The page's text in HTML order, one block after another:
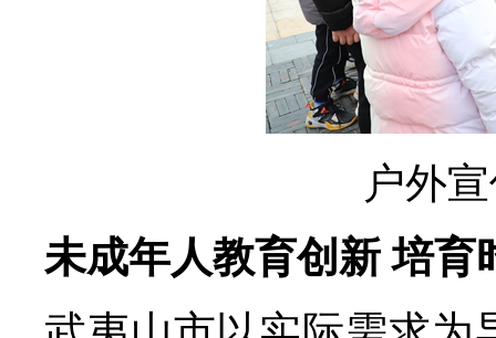
户外
未成年人教育创新 培